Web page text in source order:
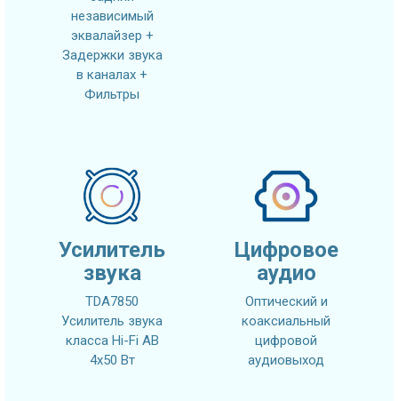
независимый
эквалайзер +
Задержки звука
в каналах +
Фильтры
Усилитель
звука
TDA7850
Усилитель звука
класса Hi-Fi AB
4x50 Вт
Цифровое
аудио
Оптический и
коаксиальный
цифровой
аудиовыход